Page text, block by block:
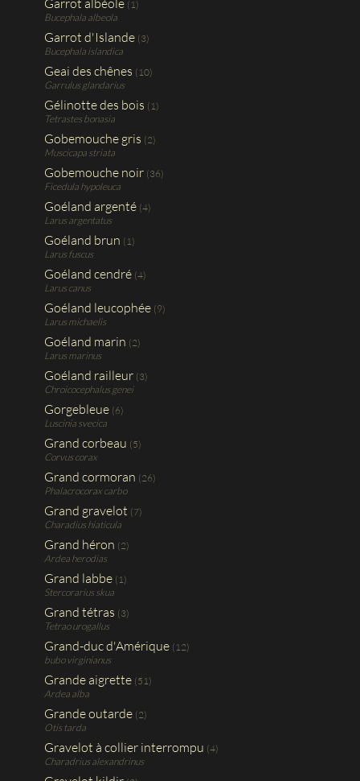
Garrot albéole (1)
Bucephala albeola
Garrot d'Islande (3)
Bucephala islandica
Geai des chênes (10)
Garrulus glandarius
Gélinotte des bois (1)
Tetrastes bonasia
Gobemouche gris (2)
Muscicapa striata
Gobemouche noir (36)
Ficedula hypoleuca
Goéland argenté (4)
Larus argentatus
Goéland brun (1)
Larus fuscus
Goéland cendré (4)
Larus canus
Goéland leucophée (9)
Larus michaelis
Goéland marin (2)
Larus marinus
Goéland railleur (3)
Chroicocephalus genei
Gorgebleue (6)
Luscinia svecica
Grand corbeau (5)
Corvus corax
Grand cormoran (26)
Phalacrocorax carbo
Grand gravelot (7)
Charadius hiaticula
Grand héron (2)
Ardea herodias
Grand labbe (1)
Stercorarius skua
Grand tétras (3)
Tetrao urogallus
Grand-duc d'Amérique (12)
bubo virginianus
Grande aigrette (51)
Ardea alba
Grande outarde (2)
Otis tarda
Gravelot à collier interrompu (4)
Charadrius alexandrinus